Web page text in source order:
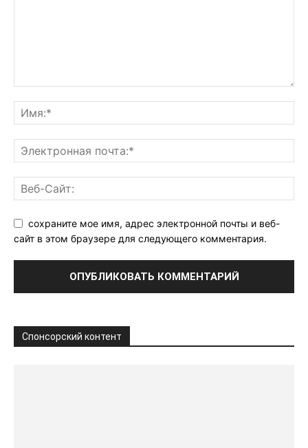
сохраните мое имя, адрес электронной почты и веб-
сайт в этом браузере для следующего комментария.
Спонсорский контент